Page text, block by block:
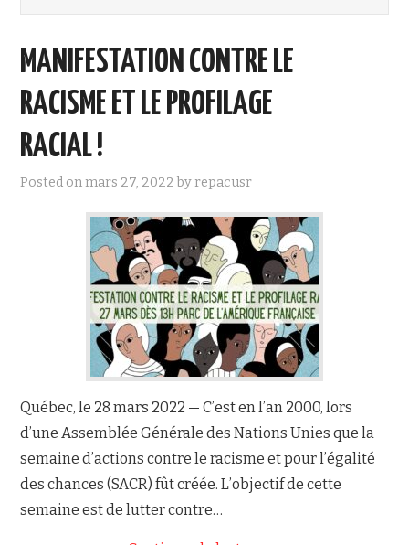
FAIRE UN DON !
NOUS JOINDRE
MANIFESTATION CONTRE LE
RACISME ET LE PROFILAGE
RACIAL !
Posted onmars 27, 2022 byrepacusr
Québec, le 28 mars 2022 — C’est en l’an 2000, lors
d’une Assemblée Générale des Nations Unies que la
semaine d’actions contre le racisme et pour l’égalité
des chances (SACR) fût créée. L’objectif de cette
semaine est de lutter contre…